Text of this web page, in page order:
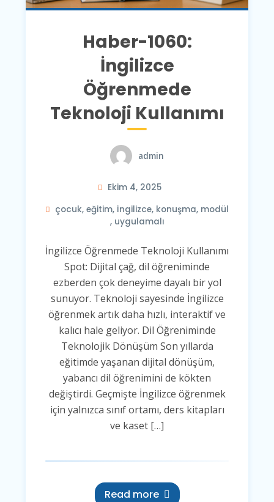
Haber-1060:
İngilizce
Öğrenmede
Teknoloji Kullanımı
admin
Ekim 4, 2025
çocuk, eğitim, İngilizce, konuşma, modül
, uygulamalı
İngilizce Öğrenmede Teknoloji Kullanımı
Spot: Dijital çağ, dil öğreniminde
ezberden çok deneyime dayalı bir yol
sunuyor. Teknoloji sayesinde İngilizce
öğrenmek artık daha hızlı, interaktif ve
kalıcı hale geliyor. Dil Öğreniminde
Teknolojik Dönüşüm Son yıllarda
eğitimde yaşanan dijital dönüşüm,
yabancı dil öğrenimini de kökten
değiştirdi. Geçmişte İngilizce öğrenmek
için yalnızca sınıf ortamı, ders kitapları
ve kaset […]
Read more